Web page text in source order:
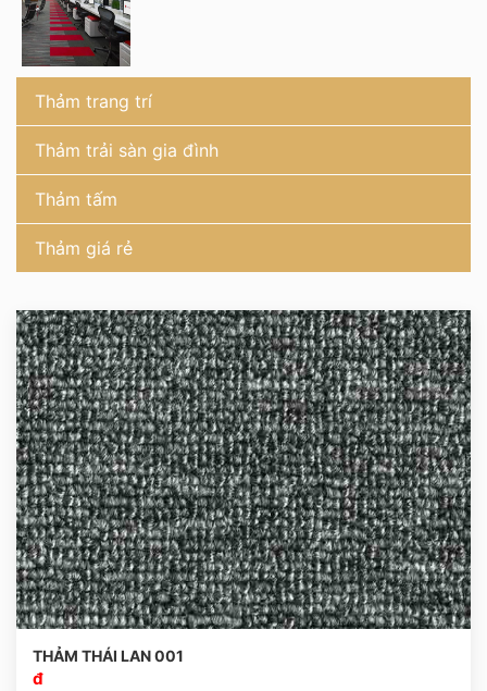
Thảm trang trí
Thảm trải sàn gia đình
Thảm tấm
Thảm giá rẻ
THẢM THÁI LAN 001
đ